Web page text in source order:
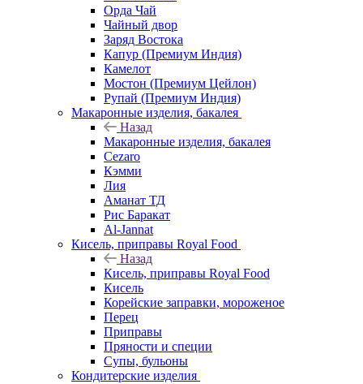
Орда Чай
Чайный двор
Заряд Востока
Капур (Премиум Индия)
Камелот
Мостон (Премиум Цейлон)
Рупай (Премиум Индия)
Макаронные изделия, бакалея
Назад
Макаронные изделия, бакалея
Cezaro
Кэмми
Лия
Аманат ТД
Рис Баракат
Al-Jannat
Кисель, приправы Royal Food
Назад
Кисель, приправы Royal Food
Кисель
Корейские заправки, мороженое
Перец
Приправы
Пряности и специи
Супы, бульоны
Кондитерские изделия